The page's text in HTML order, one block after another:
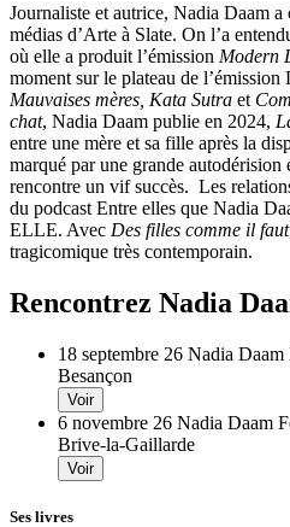
Journaliste et autrice, Nadia Daam
médias d’Arte à Slate. On l’a
où elle a produit l’émission Modern
moment sur le plateau de
Mauvaises mères, Kata Sutra et
chat, Nadia Daam publie en 2024,
entre une mère et sa fille après la
marqué par une grande autodérision
rencontre un vif succès. Les
du podcast Entre elles que Nadia
ELLE. Avec Des filles comme il faut
tragicomique très contemporain.
Rencontrez Nadia
18 septembre 26 Nadia Daam
Besançon
Voir
6 novembre 26 Nadia Daam
Brive-la-Gaillarde
Voir
Ses livres